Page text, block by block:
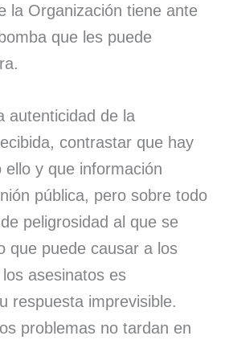
la Organización tiene ante
que les puede
autenticidad de la
contrastar que hay
y que información
pública, pero sobre todo
peligrosidad al que se
que puede causar a los
asesinatos es
respuesta imprevisible.
problemas no tardan en